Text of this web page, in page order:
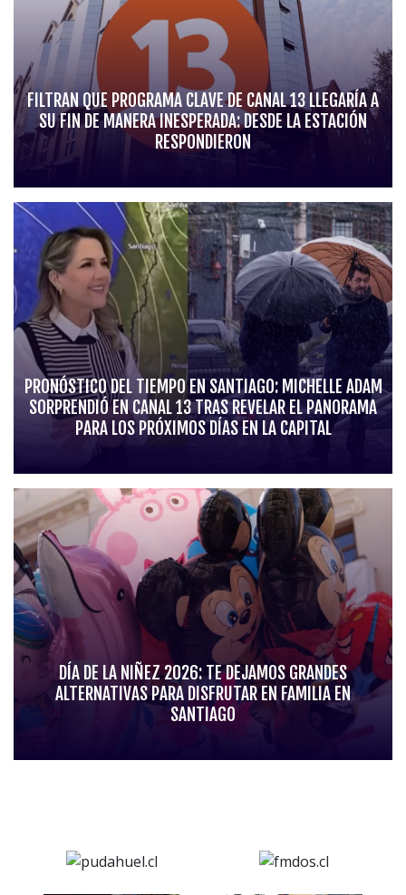
FILTRAN QUE PROGRAMA CLAVE DE CANAL 13 LLEGARÍA A
SU FIN DE MANERA INESPERADA: DESDE LA ESTACIÓN
RESPONDIERON
PRONÓSTICO DEL TIEMPO EN SANTIAGO: MICHELLE ADAM
SORPRENDIÓ EN CANAL 13 TRAS REVELAR EL PANORAMA
PARA LOS PRÓXIMOS DÍAS EN LA CAPITAL
DÍA DE LA NIÑEZ 2026: TE DEJAMOS GRANDES
ALTERNATIVAS PARA DISFRUTAR EN FAMILIA EN
SANTIAGO